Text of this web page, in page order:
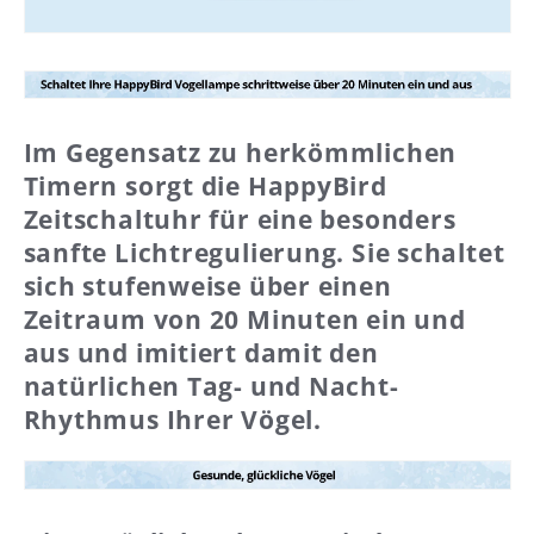
Im Gegensatz zu herkömmlichen
Timern sorgt die HappyBird
Zeitschaltuhr für eine besonders
sanfte Lichtregulierung. Sie schaltet
sich stufenweise über einen
Zeitraum von 20 Minuten ein und
aus und imitiert damit den
natürlichen Tag- und Nacht-
Rhythmus Ihrer Vögel.